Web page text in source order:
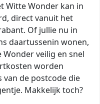
Witte Wonder kan in
direct vanuit het
Of jullie nu in
daartussenin wonen,
veilig en snel
worden
de postcode die
Makkelijk toch?